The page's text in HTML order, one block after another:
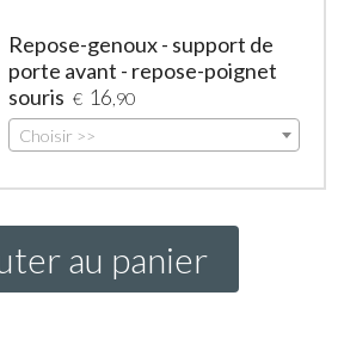
Repose-genoux - support de
porte avant - repose-poignet
souris € 16 ,90
Choisir >>
au panier